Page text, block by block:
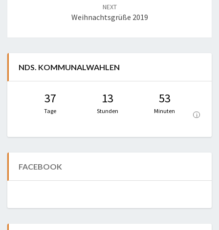
NEXT
Weihnachtsgrüße 2019
NDS. KOMMUNALWAHLEN
37
Tage
13
Stunden
53
Minuten
i
FACEBOOK